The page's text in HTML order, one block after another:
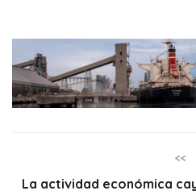
<<
La actividad económica